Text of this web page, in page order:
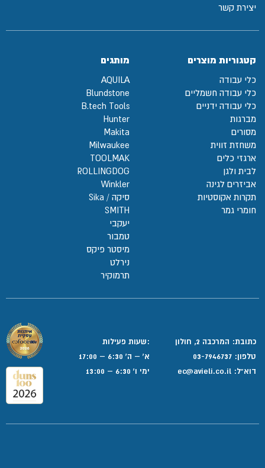
יצירת קשר
קטגוריות מוצרים
כלי עבודה
כלי עבודה חשמליים
כלי עבודה ידניים
מברגות
מסורים
משחזת זווית
ארגזי כלים
לבית ולגן
אביזרים לגינה
תקרות אקוסטיות
חומרי גמר
מותגים
AQUILA
Blundstone
B.tech Tools
Hunter
Makita
Milwaukee
TOOLMAK
ROLLINGDOG
Winkler
סיקה / Sika
SMITH
יעקבי
טמבור
מיסטר פיקס
נירלט
תרמוקיר
כתובת: המרכבה 2, חולון
טלפון: 03-7946737
דוא”ל:
:שעות פעילות
א' – ה' 6:30 – 17:00
ימי ו' 6:30 – 13:00